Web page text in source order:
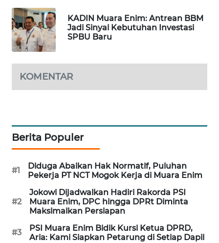
KADIN Muara Enim: Antrean BBM
Jadi Sinyal Kebutuhan Investasi
SPBU Baru
KOMENTAR
Berita Populer
#1
Diduga Abaikan Hak Normatif, Puluhan
Pekerja PT NCT Mogok Kerja di Muara Enim
#2
Jokowi Dijadwalkan Hadiri Rakorda PSI
Muara Enim, DPC hingga DPRt Diminta
Maksimalkan Persiapan
#3
PSI Muara Enim Bidik Kursi Ketua DPRD,
Aria: Kami Siapkan Petarung di Setiap Dapil
BERKAT
NEWS
NEWS
AKHLAK
ID
PERAPKI
SONYA
ASA
NEWS